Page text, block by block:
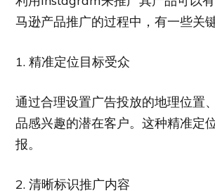
马逊产品推广的过程中，有一些关
1. 精准定位目标受众
通过合理设置广告投放的地理位置
品感兴趣的潜在客户。这种精准定
报。
2. 清晰标识推广内容